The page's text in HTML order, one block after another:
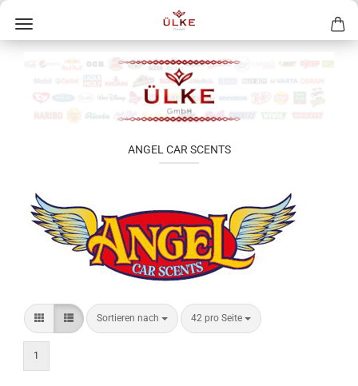
ANGEL CAR SCENTS
Sortieren nach 42 pro Seite
1